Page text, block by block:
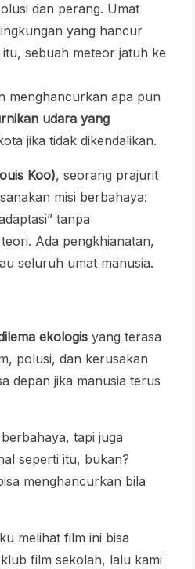
dan perang. Umat
yang hancur
sebuah meteor jatuh ke
menghancurkan apa pun
udara yang
jika tidak dikendalikan.
Koo), seorang prajurit
misi berbahaya:
tanpa
Ada pengkhianatan,
seluruh umat manusia.
ekologis yang terasa
polusi, dan kerusakan
depan jika manusia terus
tapi juga
seperti itu, bukan?
menghancurkan bila
melihat film ini bisa
film sekolah, lalu kami